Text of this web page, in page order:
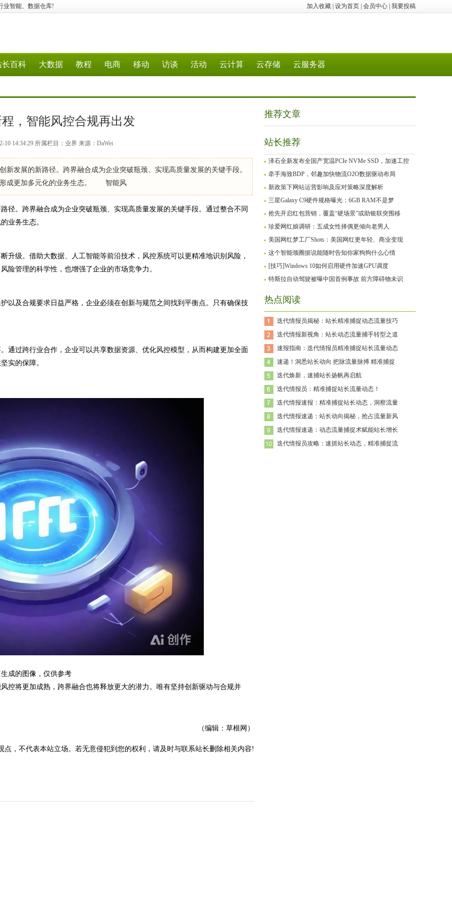
加入收藏 设为首页 会员中心 我要投稿
业智能、数据仓库!
长百科 大数据 教程 电商 移动 访谈 活动 云计算 云存储 云服务器
，智能风控合规再出发
10 14:34:29 所属栏目：业界 来源：DaWei
展的新路径。跨界融合成为企业突破瓶颈、实现高质量发展的关键手段。
形成更加多元化的业务生态。 智能风
。跨界融合成为企业突破瓶颈、实现高质量发展的关键手段。通过整合不同
业务生态。
级。借助大数据、人工智能等前沿技术，风控系统可以更精准地识别风险，
险管理的科学性，也增强了企业的市场竞争力。
及合规要求日益严格，企业必须在创新与规范之间找到平衡点。只有确保技
过跨行业合作，企业可以共享数据资源、优化风控模型，从而构建更加全面
实的保障。
成的图像，仅供参考
将更加成熟，跨界融合也将释放更大的潜力。唯有坚持创新驱动与合规并
（编辑：草根网）
，不代表本站立场。若无意侵犯到您的权利，请及时与联系站长删除相关内容!
推荐文章
站长推荐
泽石全新发布全国产宽温PCIe NVMe SSD，加速工控
牵手海致BDP，邻趣加快物流O2O数据驱动布局
新政策下网站运营影响及应对策略深度解析
三星Galaxy C9硬件规格曝光：6GB RAM不是梦
抢先开启红包营销，覆盖“硬场景”或助银联突围移
珍爱网红娘调研：五成女性择偶更倾向老男人
美国网红梦工厂Shots：美国网红更年轻、商业变现
这个智能颈圈据说能随时告知你家狗狗什么心情
[技巧]Windows 10如何启用硬件加速GPU调度
特斯拉自动驾驶被曝中国首例事故 前方障碍物未识
热点阅读
迭代情报员揭秘：站长精准捕捉动态流量技巧
迭代情报新视角：站长动态流量捕手转型之道
速报指南：迭代情报员精准捕捉站长流量动态
速递！洞悉站长动向 把脉流量脉搏 精准捕捉
迭代焕新，速捕站长扬帆再启航
迭代情报员：精准捕捉站长流量动态！
迭代情报速报：精准捕捉站长动态，洞察流量
迭代情报速递：站长动向揭秘，抢占流量新风
迭代情报速递：动态流量捕捉术赋能站长增长
迭代情报员攻略：速抓站长动态，精准捕捉流